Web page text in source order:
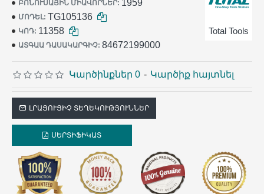
ԲՈՆՈՒՍԱՅԻՆ ՄԻԱՎՈՐՆԵՐ: 1959
ՄՈԴԵԼ: TG105136
ԿՈԴ: 11358
ԱՏԳԱԱ ԴԱՍԱԿԱՐԳԻՉ: 84672199000
Total Tools
Կարծինքներ 0 - Կարծիք հայտնել
ԼՐԱՑՈՒՑԻՉ ՏԵՂԵԿՈՒԹՅՈՒՆՆԵՐ
ՍԵՐՏԻՖԻԿԱՏ